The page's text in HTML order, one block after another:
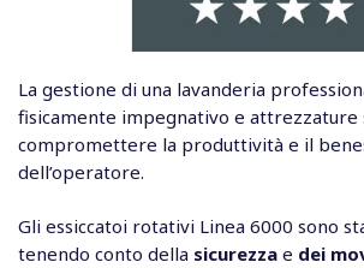
La gestione di una lavanderia
fisicamente impegnativo e attrezzature
compromettere la produttività e il
dell’operatore.
Gli essiccatoi rotativi Linea 6000 sono
tenendo conto della sicurezza e dei